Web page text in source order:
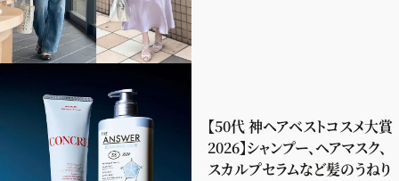
【50代 神ヘアベストコスメ大賞
2026】シャンプー、ヘアマスク、
スカルプセラムなど髪のうねり